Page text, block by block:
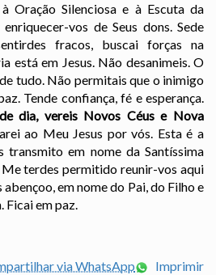
Oração Silenciosa e à Escuta da
vos de Seus dons. Sede
fracos, buscai forças na
está em Jesus. Não desanimeis. O
tudo. Não permitais que o inimigo
Tende confiança, fé e esperança.
dia, vereis Novos Céus e Nova
ao Meu Jesus por vós. Esta é a
transmito em nome da Santíssima
terdes permitido reunir-vos aqui
abençoo, em nome do Pai, do Filho e
Ficai em paz.
via WhatsApp Imprimir